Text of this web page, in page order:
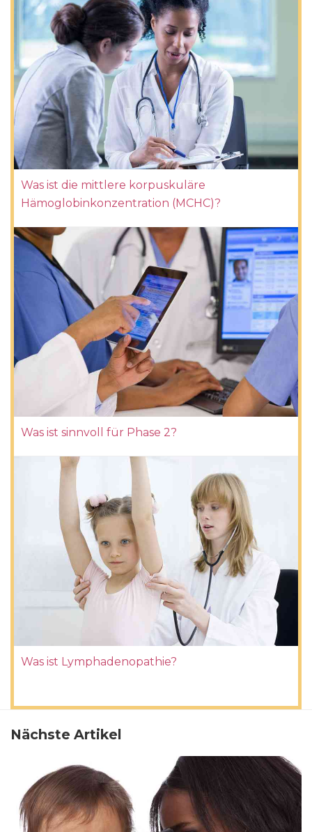
Was ist die mittlere korpuskuläre
Hämoglobinkonzentration (MCHC)?
Was ist sinnvoll für Phase 2?
Was ist Lymphadenopathie?
Nächste Artikel